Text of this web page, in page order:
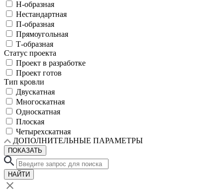
Н-образная
Нестандартная
П-образная
Прямоугольная
Т-образная
Статус проекта
Проект в разработке
Проект готов
Тип кровли
Двускатная
Многоскатная
Односкатная
Плоская
Четырехскатная
ДОПОЛНИТЕЛЬНЫЕ ПАРАМЕТРЫ
ПОКАЗАТЬ
НАЙТИ